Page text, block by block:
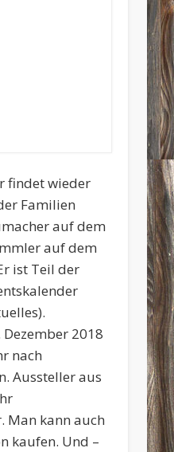
findet wieder
Familien
auf dem
auf dem
ist Teil der
2018
nach
Aussteller aus
Man kann auch
kaufen. Und –